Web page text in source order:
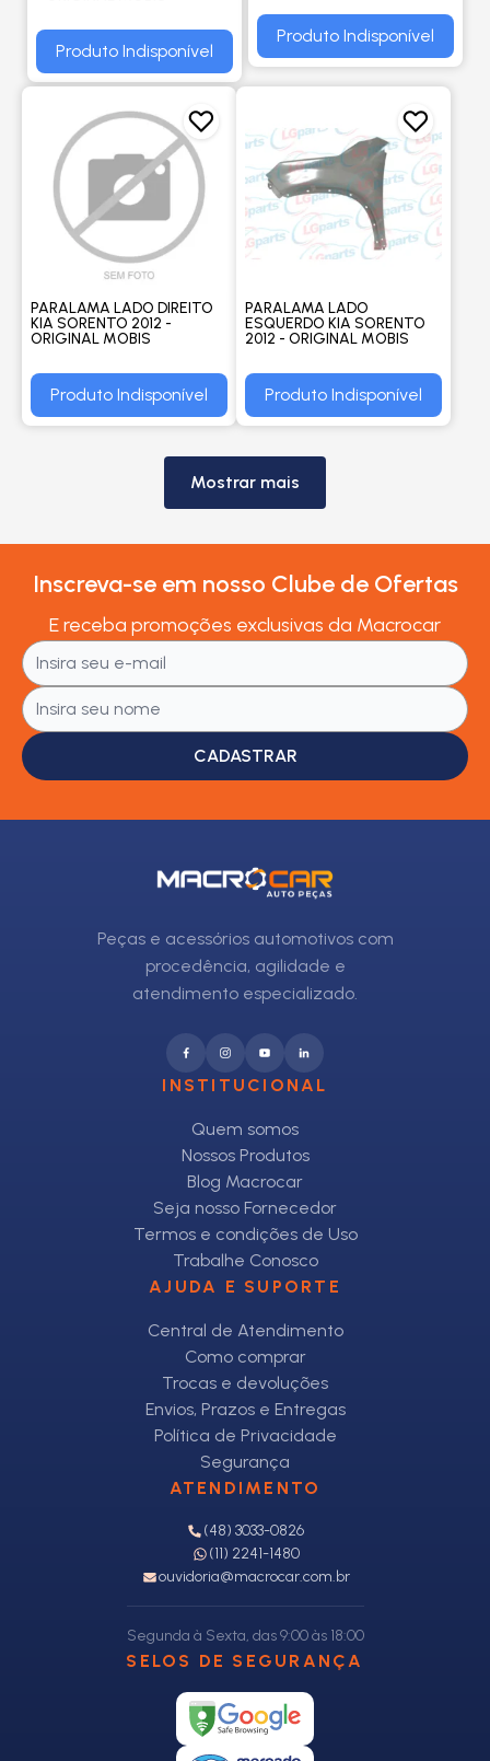
Produto Indisponível
Produto Indisponível
PARALAMA LADO DIREITO
KIA SORENTO 2012 -
ORIGINAL MOBIS
Produto Indisponível
PARALAMA LADO
ESQUERDO KIA SORENTO
2012 - ORIGINAL MOBIS
Produto Indisponível
Mostrar mais
Inscreva-se em nosso Clube de Ofertas
E receba promoções exclusivas da Macrocar
CADASTRAR
Peças e acessórios automotivos com
procedência, agilidade e
atendimento especializado.
INSTITUCIONAL
Quem somos
Nossos Produtos
Blog Macrocar
Seja nosso Fornecedor
Termos e condições de Uso
Trabalhe Conosco
AJUDA E SUPORTE
Central de Atendimento
Como comprar
Trocas e devoluções
Envios, Prazos e Entregas
Política de Privacidade
Segurança
ATENDIMENTO
(48) 3033-0826
(11) 2241-1480
ouvidoria@macrocar.com.br
Segunda à Sexta, das 9:00 às 18:00
SELOS DE SEGURANÇA